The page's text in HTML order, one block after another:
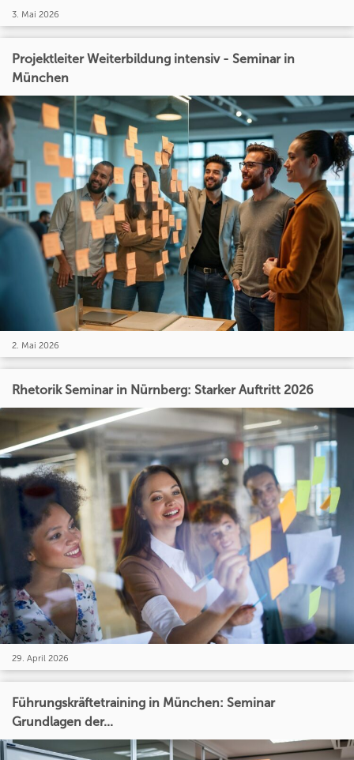
3. Mai 2026
Projektleiter Weiterbildung intensiv - Seminar in
München
2. Mai 2026
Rhetorik Seminar in Nürnberg: Starker Auftritt 2026
29. April 2026
Führungskräftetraining in München: Seminar
Grundlagen der...